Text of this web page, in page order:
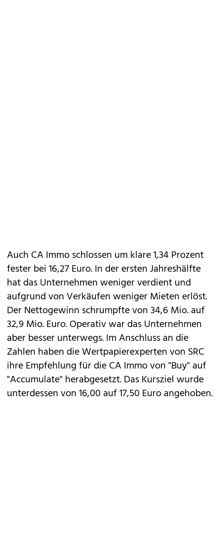
Auch CA Immo schlossen um klare 1,34 Prozent
fester bei 16,27 Euro. In der ersten Jahreshälfte
hat das Unternehmen weniger verdient und
aufgrund von Verkäufen weniger Mieten erlöst.
Der Nettogewinn schrumpfte von 34,6 Mio. auf
32,9 Mio. Euro. Operativ war das Unternehmen
aber besser unterwegs. Im Anschluss an die
Zahlen haben die Wertpapierexperten von SRC
ihre Empfehlung für die CA Immo von "Buy" auf
"Accumulate" herabgesetzt. Das Kursziel wurde
unterdessen von 16,00 auf 17,50 Euro angehoben.